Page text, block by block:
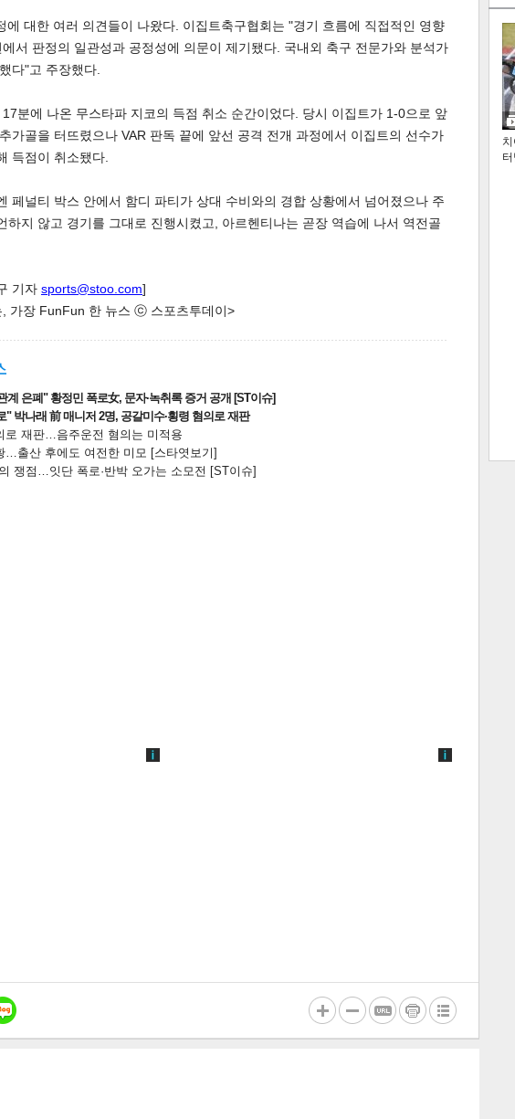
에 대한 여러 의견들이 나왔다. 이집트축구협회는 "경기 흐름에 직접적인 영향
서 판정의 일관성과 공정성에 의문이 제기됐다. 국내외 축구 전문가와 분석가
다"고 주장했다.
분에 나온 무스타파 지코의 득점 취소 순간이었다. 당시 이집트가 1-0으로 앞
가골을 터뜨렸으나 VAR 판독 끝에 앞선 공격 전개 과정에서 이집트의 선수가
득점이 취소됐다.
페널티 박스 안에서 함디 파티가 상대 수비와의 경합 상황에서 넘어졌으나 주
하지 않고 경기를 그대로 진행시켰고, 아르헨티나는 곧장 역습에 나서 역전골
기자 sports@stoo.com]
, 가장 FunFun 한 뉴스 ⓒ 스포츠투데이>
계 은폐" 황정민 폭로女, 문자·녹취록 증거 공개 [ST이슈]
" 박나래 前 매니저 2명, 공갈미수·횡령 혐의로 재판
로 재판…음주운전 혐의는 미적용
…출산 후에도 여전한 미모 [스타엿보기]
쟁점…잇단 폭로·반박 오가는 소모전 [ST이슈]